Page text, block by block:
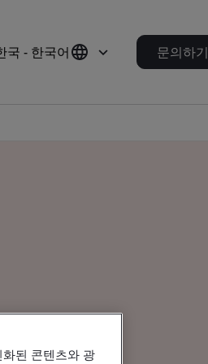
국 - 한국어 문의하기
된 콘텐츠와 광